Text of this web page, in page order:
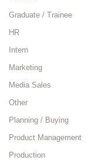
Graduate / Trainee
HR
Intern
Marketing
Media Sales
Other
Planning / Buying
Product Management
Production